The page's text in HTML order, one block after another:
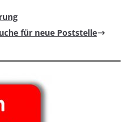
für neue Poststelle